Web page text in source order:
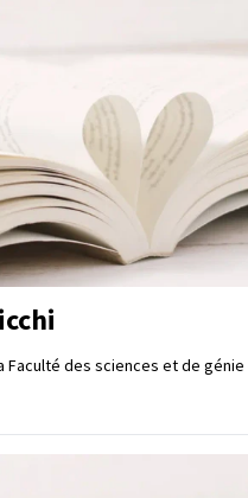
Faculté des sciences et de génie